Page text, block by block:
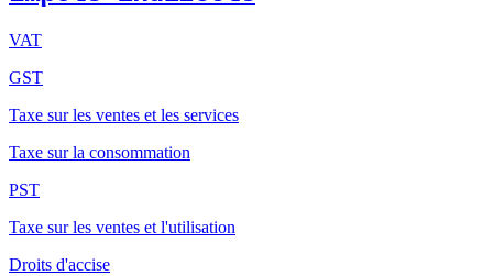
VAT
GST
Taxe sur les ventes et les services
Taxe sur la consommation
PST
Taxe sur les ventes et l'utilisation
Droits d'accise